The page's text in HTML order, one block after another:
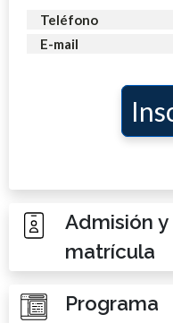
Teléfono
E-mail
Admisión y
matrícula
Programa